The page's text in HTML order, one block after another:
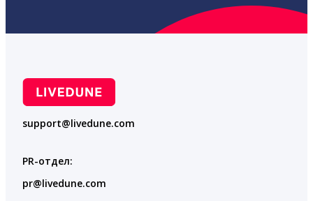
support@livedune.com
PR-отдел:
pr@livedune.com